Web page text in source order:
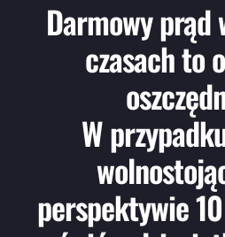
Darmowy prąd
czasach to
W
perspektywie